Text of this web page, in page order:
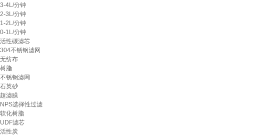
3-4L/分钟
2-3L/分钟
1-2L/分钟
0-1L/分钟
活性碳滤芯
304不锈钢滤网
无纺布
树脂
不锈钢滤网
石英砂
超滤膜
NPS选择性过滤
软化树脂
UDF滤芯
活性炭